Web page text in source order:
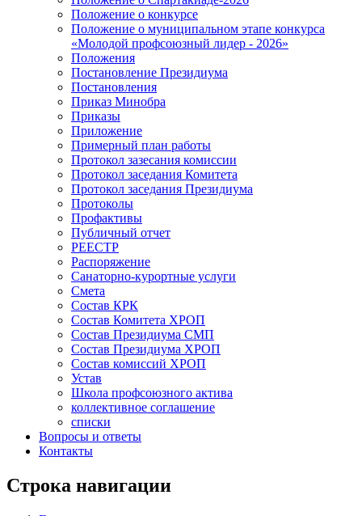
Положение о конкурсе
Положение о муниципальном этапе конкурса
«Молодой профсоюзный лидер - 2026»
Положения
Постановление Президиума
Постановления
Приказ Минобра
Приказы
Приложение
Примерный план работы
Протокол зазесания комиссии
Протокол заседания Комитета
Протокол заседания Президиума
Протоколы
Профактивы
Публичный отчет
РЕЕСТР
Распоряжение
Санаторно-курортные услуги
Смета
Состав КРК
Состав Комитета ХРОП
Состав Президиума СМП
Состав Президиума ХРОП
Состав комиссий ХРОП
Устав
Школа профсоюзного актива
коллективное соглашение
списки
Вопросы и ответы
Контакты
Строка навигации